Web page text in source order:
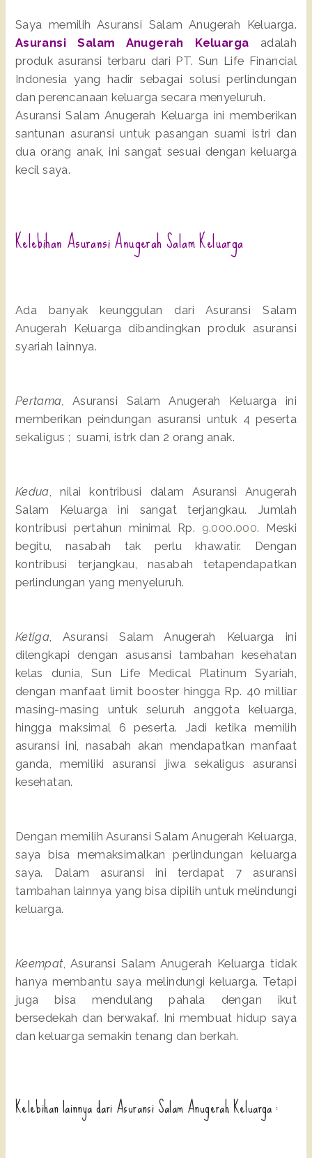
Saya memilih Asuransi Salam Anugerah Keluarga.
Asuransi Salam Anugerah Keluarga adalah
produk asuransi terbaru dari PT. Sun Life Financial
Indonesia yang hadir sebagai solusi perlindungan
dan perencanaan keluarga secara menyeluruh.
Asuransi Salam Anugerah Keluarga ini memberikan
santunan asuransi untuk pasangan suami istri dan
dua orang anak, ini sangat sesuai dengan keluarga
kecil saya.
Kelebihan Asuransi Anugerah Salam Keluarga
Ada banyak keunggulan dari Asuransi Salam
Anugerah Keluarga dibandingkan produk asuransi
syariah lainnya.
Pertama,
Asuransi Salam Anugerah Keluarga ini
memberikan peindungan asuransi untuk 4 peserta
sekaligus ; suami, istrk dan 2 orang anak.
Kedua , nilai kontribusi dalam Asuransi Anugerah
Salam Keluarga ini sangat terjangkau. Jumlah
kontribusi pertahun minimal Rp. 9.000.000. Meski
begitu, nasabah tak perlu khawatir. Dengan
kontribusi terjangkau, nasabah tetapendapatkan
perlindungan yang menyeluruh.
Ketiga , Asuransi Salam Anugerah Keluarga ini
dilengkapi dengan asusansi tambahan kesehatan
kelas dunia, Sun Life Medical Platinum Syariah,
dengan manfaat limit booster hingga Rp. 40 milliar
masing-masing untuk seluruh anggota keluarga,
hingga maksimal 6 peserta. Jadi ketika memilih
asuransi ini, nasabah akan mendapatkan manfaat
ganda, memiliki asuransi jiwa sekaligus asuransi
kesehatan.
Dengan memilih Asuransi Salam Anugerah Keluarga,
saya bisa memaksimalkan perlindungan keluarga
saya. Dalam asuransi ini terdapat 7 asuransi
tambahan lainnya yang bisa dipilih untuk melindungi
keluarga.
Keempat, Asuransi Salam Anugerah Keluarga tidak
hanya membantu saya melindungi keluarga. Tetapi
juga bisa mendulang pahala dengan ikut
bersedekah dan berwakaf. Ini membuat hidup saya
dan keluarga semakin tenang dan berkah.
Kelebihan lainnya dari Asuransi Salam Anugerah Keluarga :